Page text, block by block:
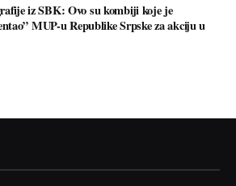
iz SBK: Ovo su kombiji koje je
MUP-u Republike Srpske za akciju u